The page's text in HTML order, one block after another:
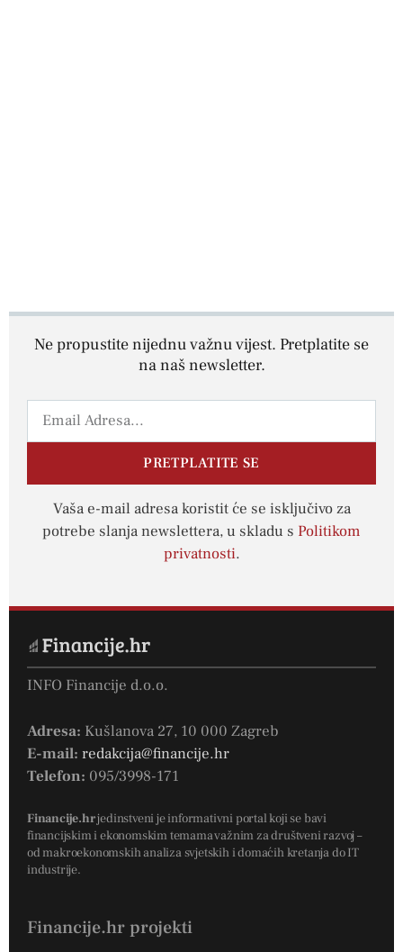
Ne propustite nijednu važnu vijest. Pretplatite se
na naš newsletter.
PRETPLATITE SE
Vaša e-mail adresa koristit će se isključivo za
potrebe slanja newslettera, u skladu s Politikom
privatnosti.
INFO Financije d.o.o.
Adresa: Kušlanova 27, 10 000 Zagreb
E-mail: redakcija@financije.hr
Telefon: 095/3998-171
Financije.hrjedinstveni je informativni portal koji se bavi
financijskim i ekonomskim temama važnim za društveni razvoj –
od makroekonomskih analiza svjetskih i domaćih kretanja do IT
industrije.
Financije.hr projekti